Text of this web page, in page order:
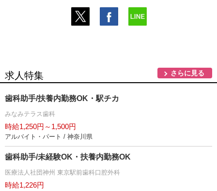
求人特集 さらに見る
歯科助手/扶養内勤務OK・駅チカ
みなみテラス歯科
時給1,250円～1,500円
アルバイト・パート / 神奈川県
歯科助手/未経験OK・扶養内勤務OK
医療法人社団神州 東京駅前歯科口腔外科
時給1,226円